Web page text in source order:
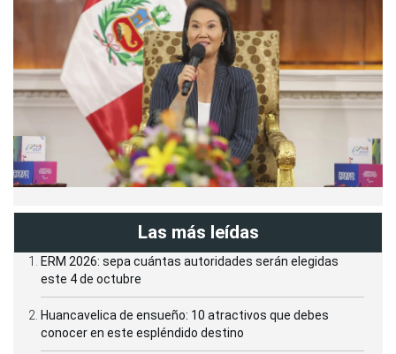
Las más leídas
ERM 2026: sepa cuántas autoridades serán elegidas
este 4 de octubre
Huancavelica de ensueño: 10 atractivos que debes
conocer en este espléndido destino